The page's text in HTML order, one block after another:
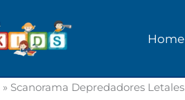
Home
» Scanorama Depredadores Letales